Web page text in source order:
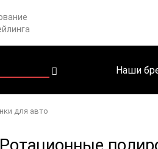
Наши
для авто